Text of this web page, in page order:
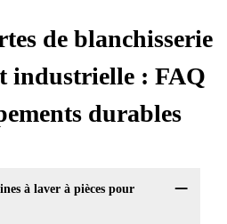
de blanchisserie
industrielle : FAQ
durables
à laver à pièces pour